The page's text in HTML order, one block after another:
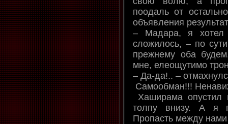
поодаль от
объявления
– Мадара, я хотел
сложилось, – по
прежнему оба
мне, елеощутимо
– Да-да!.. –
Самообман!!!
Хаширама опустил
толпу внизу. А я
Пропасть между